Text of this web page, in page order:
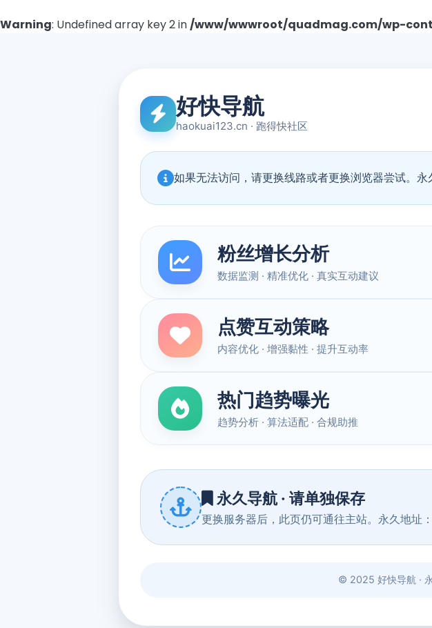
Warning: Undefined array key 2 in/www/wwwroot/quadmag.com/wp-